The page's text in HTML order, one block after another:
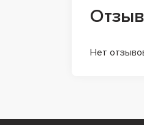
Нет